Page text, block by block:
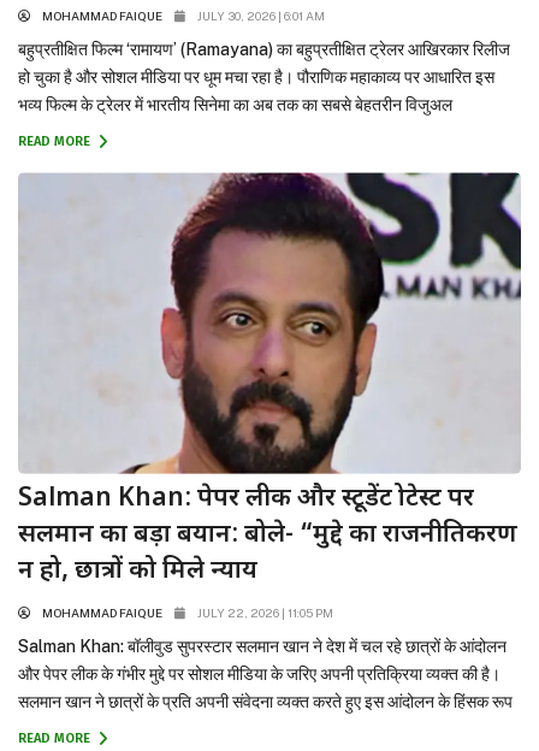
MOHAMMAD FAIQUE JULY 30, 2026 | 6:01 AM
बहुप्रतीक्षित फिल्म ‘रामायण’ (Ramayana) का बहुप्रतीक्षित ट्रेलर आखिरकार रिलीज
हो चुका है और सोशल मीडिया पर धूम मचा रहा है। पौराणिक महाकाव्य पर आधारित इस
भव्य फिल्म के ट्रेलर में भारतीय सिनेमा का अब तक का सबसे बेहतरीन विजुअल
एक्सपीरियंस देखने को मिल रहा है। ट्रेलर की शुरुआत से लेकर अंत तक हर एक फ्रेम...
READ MORE
Salman Khan: पेपर लीक और स्टूडेंट प्रोटेस्ट पर
सलमान का बड़ा बयान: बोले- “मुद्दे का राजनीतिकरण
न हो, छात्रों को मिले न्याय
MOHAMMAD FAIQUE JULY 22, 2026 | 11:05 PM
Salman Khan: बॉलीवुड सुपरस्टार सलमान खान ने देश में चल रहे छात्रों के आंदोलन
और पेपर लीक के गंभीर मुद्दे पर सोशल मीडिया के जरिए अपनी प्रतिक्रिया व्यक्त की है।
सलमान खान ने छात्रों के प्रति अपनी संवेदना व्यक्त करते हुए इस आंदोलन के हिंसक रूप
लेने पर दुख जताया है और छात्रों के साहस...
READ MORE